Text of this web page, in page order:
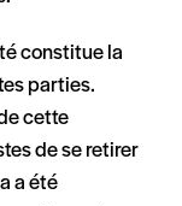
constitue la
parties.
cette
de se retirer
a été